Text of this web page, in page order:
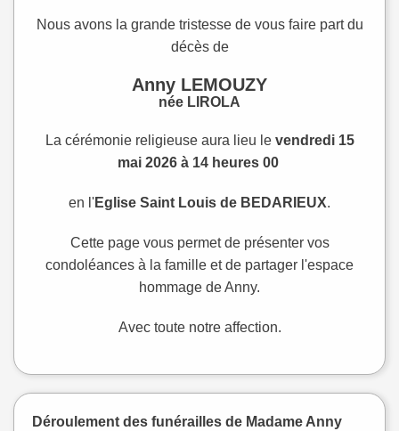
Nous avons la grande tristesse de vous faire part du
décès de
Anny LEMOUZY
née LIROLA
La cérémonie religieuse aura lieu le vendredi 15
mai 2026 à 14 heures 00
en l'Eglise Saint Louis de BEDARIEUX.
Cette page vous permet de présenter vos
condoléances à la famille et de partager l'espace
hommage de Anny.
Avec toute notre affection.
Déroulement des funérailles de Madame Anny